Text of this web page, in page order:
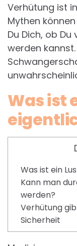
Verhütung ist
Mythen
Du Dich, ob
werden
Was ist
Was ist ein
Kann man
werden?
Verhütung
Sicherheit